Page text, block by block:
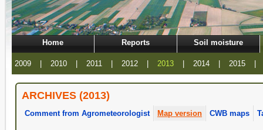
Home Reports Soil moisture
2009 | 2010 | 2011 | 2012 | 2013 | 2014 | 2015 |
ARCHIVES (2013)
Comment from Agrometeorologist Map version CWB maps